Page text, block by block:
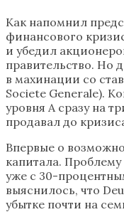
Как напомнил
финансового
и убедил
правительство. Но
в махинации со
Societe Generale).
уровня А сразу на
продавал до
Впервые о
капитала.
уже с 30-
выяснилось, что
убытке почти на